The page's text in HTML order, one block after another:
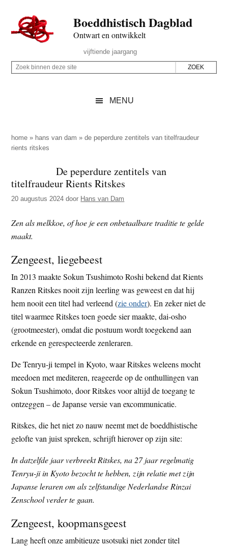
naar
de
inhoud
secondary
naar
de
sidebar
naar
de
Boeddhistisch Dagblad
Ontwart en ontwikkelt
Rechts
vijftiende jaargang
Z
p
d
z
e
i
t
e
Z
i
n
n
d
z
e
i
t
e
MENU
home » hans van dam »de peperdure zentitels van titelfraudeur
rients ritskes
De peperdure zentitels van
titelfraudeur Rients Ritskes
20 augustus 2024 door Hans van Dam
Zen als melkkoe, of hoe je een onbetaalbare traditie te gelde
maakt.
Zengeest, liegebeest
In 2013 maakte Sokun Tsushimoto Roshi bekend dat Rients
Ranzen Ritskes nooit zijn leerling was geweest en dat hij
hem nooit een titel had verleend (zie onder). En zeker niet de
titel waarmee Ritskes toen goede sier maakte, dai-osho
(grootmeester), omdat die postuum wordt toegekend aan
erkende en gerespecteerde zenleraren.
De Tenryu-ji tempel in Kyoto, waar Ritskes weleens mocht
meedoen met mediteren, reageerde op de onthullingen van
Sokun Tsushimoto, door Ritskes voor altijd de toegang te
ontzeggen – de Japanse versie van excommunicatie.
Ritskes, die het niet zo nauw neemt met de boeddhistische
gelofte van juist spreken, schrijft hierover op zijn site:
In datzelfde jaar verbreekt Ritskes, na 27 jaar regelmatig
Tenryu-ji in Kyoto bezocht te hebben, zijn relatie met zijn
Japanse leraren om als zelfstandige Nederlandse Rinzai
Zenschool verder te gaan.
Zengeest, koopmansgeest
Lang heeft onze ambitieuze usotsuki niet zonder titel